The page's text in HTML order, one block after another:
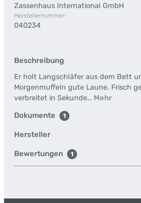
Zassenhaus International GmbH
Herstellernummer:
040234
Beschreibung
Er holt Langschläfer aus dem Bett
Morgenmuffeln gute Laune. Frisch
verbreitet in Sekunde… Mehr
Dokumente 1
Hersteller
Bewertungen 1